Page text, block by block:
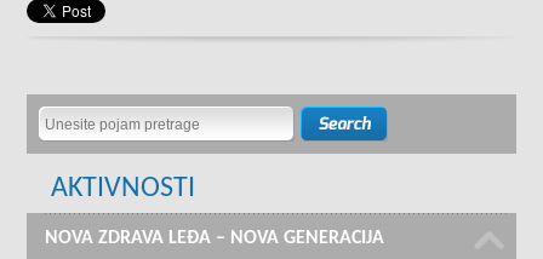
AKTIVNOSTI
NOVA ZDRAVA LEĐA – NOVA GENERACIJA